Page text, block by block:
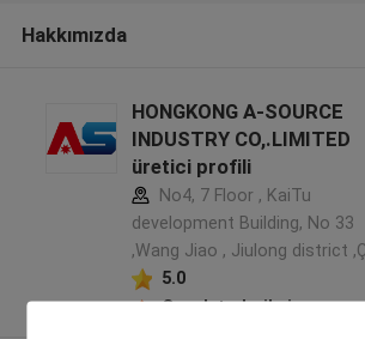
Hakkımızda
HONGKONG A-SOURCE
INDUSTRY CO,.LIMITED
üretici profili
No4, 7 Floor , KaiTu
development Building, No 33
,Wang Jiao , Jiulong district
5.0
Onaylı tedarikçi